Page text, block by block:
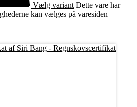
Vælg variant Dette vare har
kan vælges på varesiden